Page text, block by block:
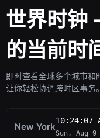
世界时钟
的当前时
即时查看全球多个城市和
让你轻松协调跨时区事务。
New York
10:24:07
Sun, Aug 9